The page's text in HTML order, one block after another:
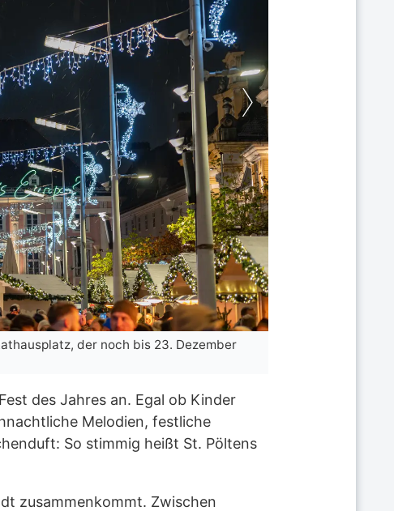
der noch bis 23. Dezember
des Jahres an. Egal ob Kinder
Melodien, festliche
So stimmig heißt St. Pöltens
zusammenkommt. Zwischen